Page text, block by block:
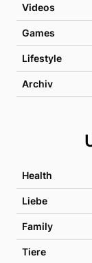
Videos
Games
Lifestyle
Archiv
Health
Liebe
Family
Tiere